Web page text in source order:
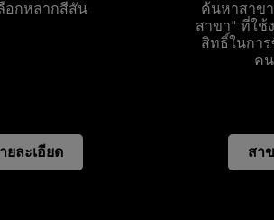
อกหลากสีสัน
ยละเอียด
ค้นหาสาข
สาขา" ที่ใช้
สิทธิ์ในกา
ค
สา